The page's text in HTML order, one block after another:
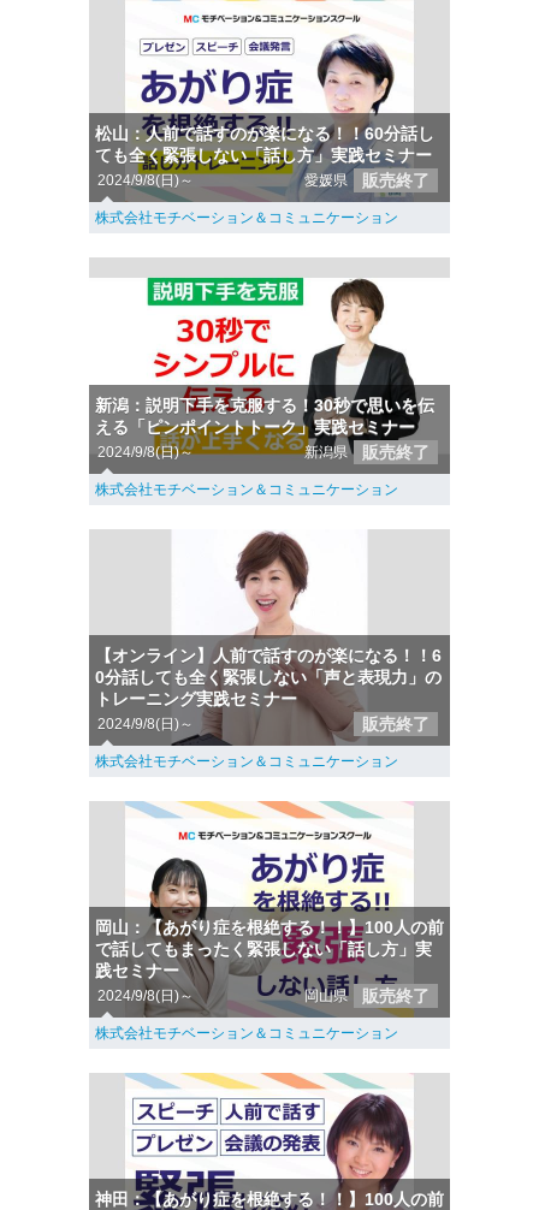
松山：人前で話すのが楽になる！！60分話し
ても全く緊張しない「話し方」実践セミナー
2024/9/8(日)～ 愛媛県 販売終了
株式会社モチベーション＆コミュニケーション
新潟：説明下手を克服する！30秒で思いを伝
える「ピンポイントトーク」実践セミナー
2024/9/8(日)～ 新潟県 販売終了
株式会社モチベーション＆コミュニケーション
【オンライン】人前で話すのが楽になる！！6
0分話しても全く緊張しない「声と表現力」の
トレーニング実践セミナー
2024/9/8(日)～ 販売終了
株式会社モチベーション＆コミュニケーション
岡山：【あがり症を根絶する！！】100人の前
で話してもまったく緊張しない「話し方」実
践セミナー
2024/9/8(日)～ 岡山県 販売終了
株式会社モチベーション＆コミュニケーション
神田：【あがり症を根絶する！！】100人の前